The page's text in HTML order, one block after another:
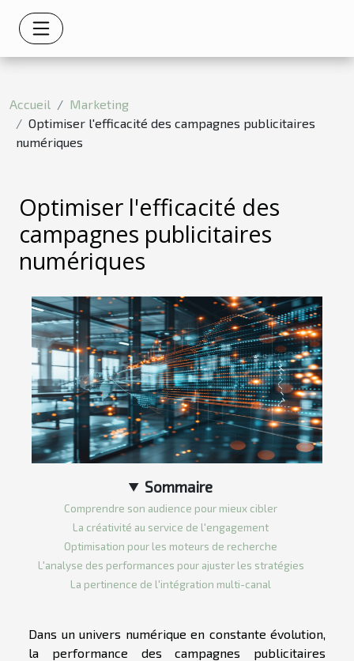
Accueil
Marketing
Optimiser l'efficacité des campagnes publicitaires
numériques
Optimiser l'efficacité des
campagnes publicitaires
numériques
Sommaire
Comprendre son audience pour mieux cibler
La créativité au service de l'engagement
Optimisation pour les moteurs de recherche
L'analyse des performances pour ajuster les stratégies
La pertinence de l'intégration multi-canal
Dans un univers numérique en constante évolution,
la performance des campagnes publicitaires